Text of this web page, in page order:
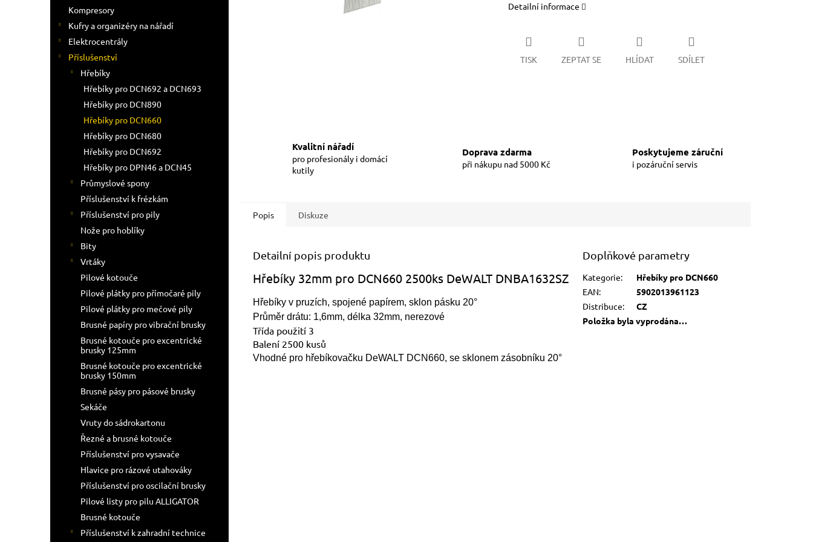
Kompresory
Kufry a organizéry na nářadí
Elektrocentrály
Příslušenství
Hřebíky
Hřebíky pro DCN692 a DCN693
Hřebíky pro DCN890
Hřebíky pro DCN660
Hřebíky pro DCN680
Hřebíky pro DCN692
Hřebíky pro DPN46 a DCN45
Průmyslové spony
Příslušenství k frézkám
Příslušenství pro pily
Nože pro hoblíky
Bity
Vrtáky
Pilové kotouče
Pilové plátky pro přímočaré pily
Pilové plátky pro mečové pily
Brusné papíry pro vibrační brusky
Brusné kotouče pro excentrické
brusky 125mm
Brusné kotouče pro excentrické
brusky 150mm
Brusné pásy pro pásové brusky
Sekáče
Vruty do sádrokartonu
Řezné a brusné kotouče
Příslušenství pro vysavače
Hlavice pro rázové utahováky
Příslušenství pro oscilační brusky
Pilové listy pro pilu ALLIGATOR
Brusné kotouče
Příslušenství k zahradní technice
Detailní informace
TISK ZEPTAT SE HLÍDAT SDÍLET
Kvalitní nářadí
pro profesionály i domácí
kutily
Doprava zdarma
při nákupu nad 5000 Kč
Poskytujeme záruční
i pozáruční servis
Popis Diskuze
Detailní popis produktu
Hřebíky 32mm pro DCN660 2500ks DeWALT DNBA1632SZ
Hřebíky v pruzích, spojené papírem, sklon pásku 20°
Průměr drátu: 1,6mm, délka 32mm, nerezové
Třída použití 3
Balení 2500 kusů
Vhodné pro hřebíkovačku DeWALT DCN660, se sklonem zásobníku 20°
Doplňkové parametry
Kategorie:
Hřebíky pro DCN660
EAN:
5902013961123
Distribuce:
CZ
Položka byla vyprodána…